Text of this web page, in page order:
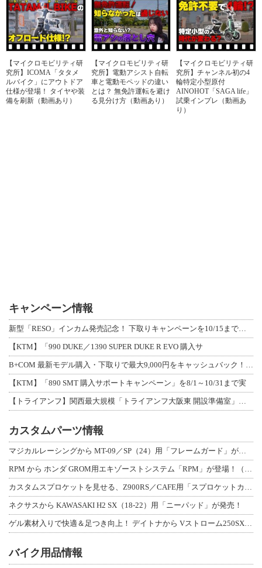
【マイクロモビリティ研
究所】ICOMA「タタメ
ルバイク」にアウトドア
仕様が登場！ タイヤや装
備を刷新（動画あり）
【マイクロモビリティ研
究所】電動アシスト自転
車と電動モペッドの違い
とは？ 無免許運転を避け
る見分け方（動画あり）
【マイクロモビリティ研
究所】チャンネル初の4
輪特定小型原付
AINOHOT「SAGA life」
試乗インプレ（動画あ
り）
キャンペーン情報
新型「RESO」インカム発売記念！ 下取りキャンペーンを10/15まで延長して開
【KTM】「990 DUKE／1390 SUPER DUKE R EVO 購入サ
B+COM 最新モデル購入・下取りで最大9,000円をキャッシュバック！「B+F
【KTM】「890 SMT 購入サポートキャンペーン」を8/1～10/31まで実
【トライアンフ】関西最大規模「トライアンフ大阪東 開設準備室」がオープン！ 限定
カスタムパーツ情報
マジカルレーシングから MT-09／SP（24）用「フレームガード」が登場！
RPM から ホンダ GROM用エキゾーストシステム「RPM」が登場！（動画あり
カスタムスプロケットを見せる、Z900RS／CAFE用「スプロケットカバーフルキ
ネクサスから KAWASAKI H2 SX（18-22）用「ニーパッド」が発売！
ゲル素材入りで快適＆足つき向上！ デイトナから Vストローム250SX用「快適ロ
バイク用品情報